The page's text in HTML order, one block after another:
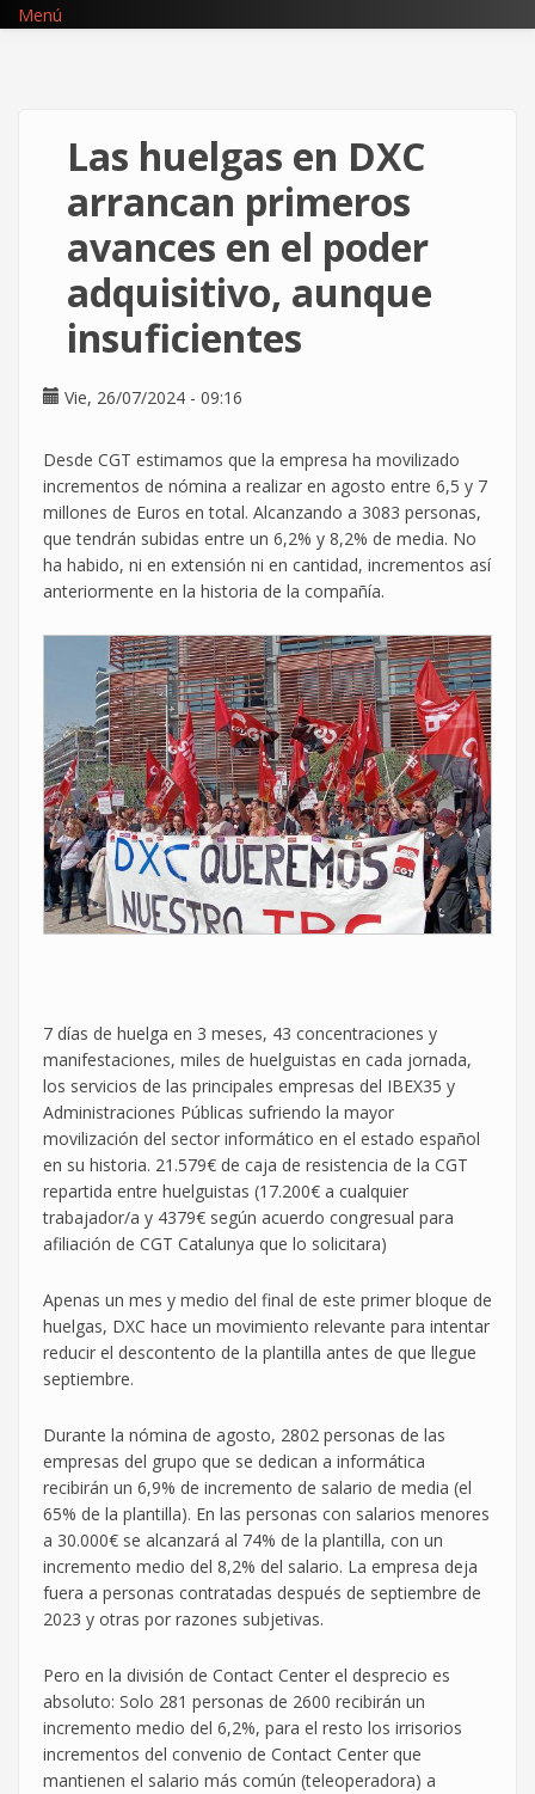
Pasar
Menú
Las huelgas en DXC
arrancan primeros
avances en el poder
adquisitivo, aunque
insuficientes
Vie, 26/07/2024 - 09:16
Desde CGT estimamos que la empresa ha movilizado
incrementos de nómina a realizar en agosto entre 6,5 y 7
millones de Euros en total. Alcanzando a 3083 personas,
que tendrán subidas entre un 6,2% y 8,2% de media. No
ha habido, ni en extensión ni en cantidad, incrementos así
anteriormente en la historia de la compañía.
7 días de huelga en 3 meses, 43 concentraciones y
manifestaciones, miles de huelguistas en cada jornada,
los servicios de las principales empresas del IBEX35 y
Administraciones Públicas sufriendo la mayor
movilización del sector informático en el estado español
en su historia. 21.579€ de caja de resistencia de la CGT
repartida entre huelguistas (17.200€ a cualquier
trabajador/a y 4379€ según acuerdo congresual para
afiliación de CGT Catalunya que lo solicitara)
Apenas un mes y medio del final de este primer bloque de
huelgas, DXC hace un movimiento relevante para intentar
reducir el descontento de la plantilla antes de que llegue
septiembre.
Durante la nómina de agosto, 2802 personas de las
empresas del grupo que se dedican a informática
recibirán un 6,9% de incremento de salario de media (el
65% de la plantilla). En las personas con salarios menores
a 30.000€ se alcanzará al 74% de la plantilla, con un
incremento medio del 8,2% del salario. La empresa deja
fuera a personas contratadas después de septiembre de
2023 y otras por razones subjetivas.
Pero en la división de Contact Center el desprecio es
absoluto: Solo 281 personas de 2600 recibirán un
incremento medio del 6,2%, para el resto los irrisorios
incrementos del convenio de Contact Center que
mantienen el salario más común (teleoperadora) a